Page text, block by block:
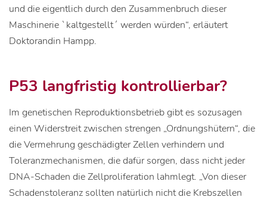
und die eigentlich durch den Zusammenbruch dieser
Maschinerie `kaltgestellt´ werden würden“, erläutert
Doktorandin Hampp.
P53 langfristig kontrollierbar?
Im genetischen Reproduktionsbetrieb gibt es sozusagen
einen Widerstreit zwischen strengen „Ordnungshütern“, die
die Vermehrung geschädigter Zellen verhindern und
Toleranzmechanismen, die dafür sorgen, dass nicht jeder
DNA-Schaden die Zellproliferation lahmlegt. „Von dieser
Schadenstoleranz sollten natürlich nicht die Krebszellen